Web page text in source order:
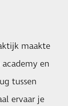
maakte
en
tussen
ervaar je